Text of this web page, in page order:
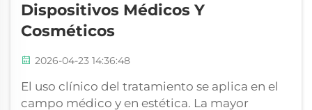
Dispositivos Médicos Y
Cosméticos
2026-04-23 14:36:48
El uso clínico del tratamiento se aplica en el
campo médico y en estética. La mayor